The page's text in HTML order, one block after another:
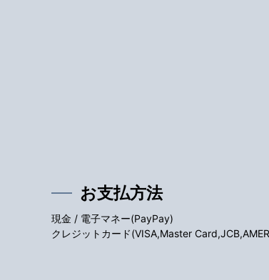
お支払方法
現金 / 電子マネー(PayPay)
クレジットカード(VISA,Master